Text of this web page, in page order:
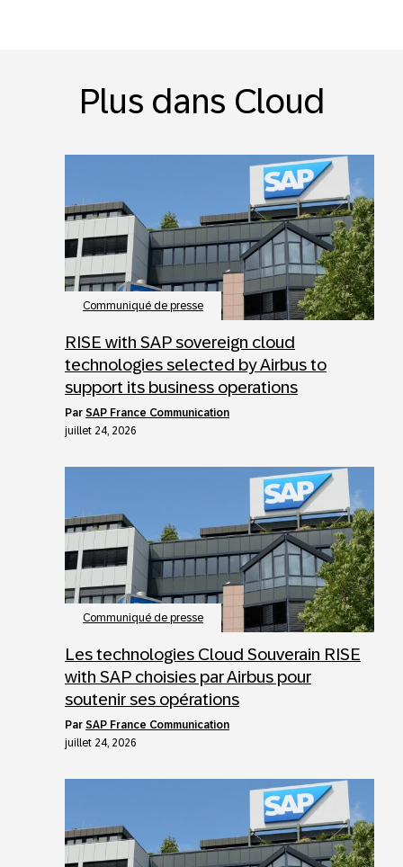
Plus dans Cloud
Communiqué de presse
RISE with SAP sovereign cloud
technologies selected by Airbus to
support its business operations
par SAP France Communication
juillet 24, 2026
Communiqué de presse
Les technologies Cloud Souverain RISE
with SAP choisies par Airbus pour
soutenir ses opérations
par SAP France Communication
juillet 24, 2026